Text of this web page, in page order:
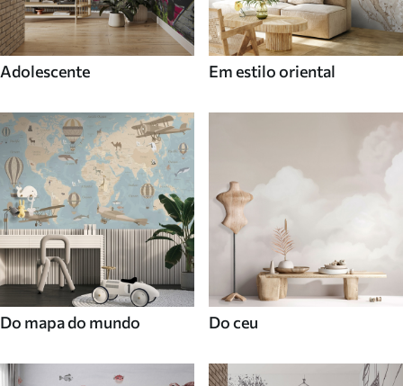
Adolescente Em estilo oriental
Do mapa do mundo Do ceu